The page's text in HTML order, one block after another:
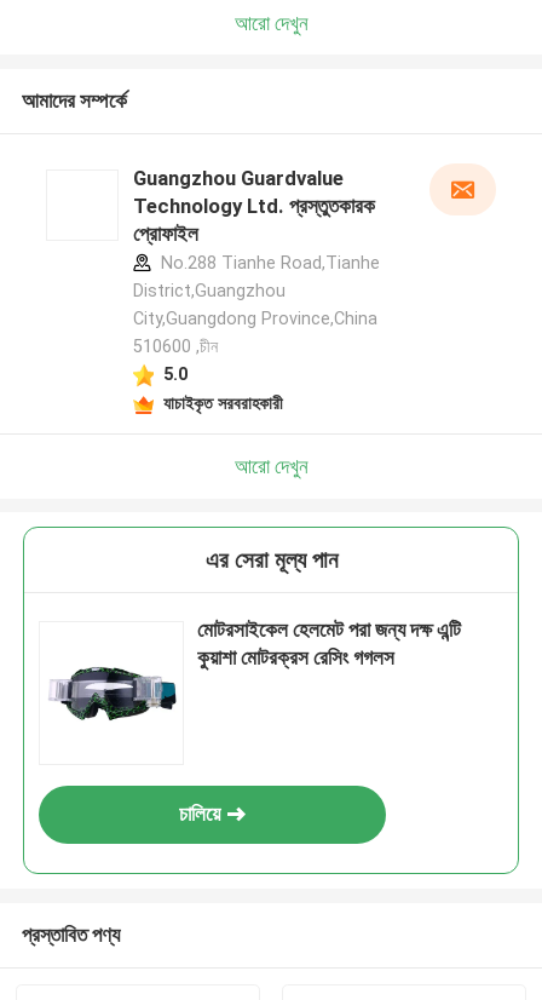
আরো দেখুন
আমাদের সম্পর্কে
Guangzhou Guardvalue
Technology Ltd. প্রস্তুতকারক
প্রোফাইল
No.288 Tianhe Road,Tianhe
District,Guangzhou
City,Guangdong Province,China
510600 ,চীন
5.0
যাচাইকৃত সরবরাহকারী
আরো দেখুন
এর সেরা মূল্য পান
মোটরসাইকেল হেলমেট পরা জন্য দক্ষ এন্টি
কুয়াশা মোটরক্রস রেসিং গগলস
চালিয়ে
প্রস্তাবিত পণ্য